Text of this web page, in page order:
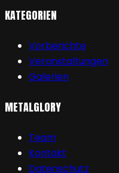
KATEGORIEN
Vorberichte
Veranstaltungen
Galerien
METALGLORY
Team
Kontakt
Datenschutz